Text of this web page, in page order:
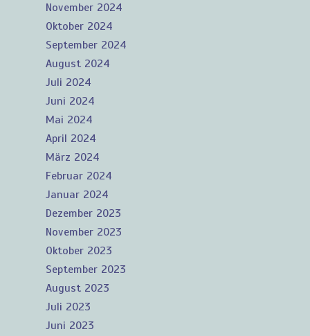
November 2024
Oktober 2024
September 2024
August 2024
Juli 2024
Juni 2024
Mai 2024
April 2024
März 2024
Februar 2024
Januar 2024
Dezember 2023
November 2023
Oktober 2023
September 2023
August 2023
Juli 2023
Juni 2023